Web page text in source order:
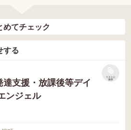
めてチェック
する
達支援・放課後等デイ
ンジェル
リストに
保存